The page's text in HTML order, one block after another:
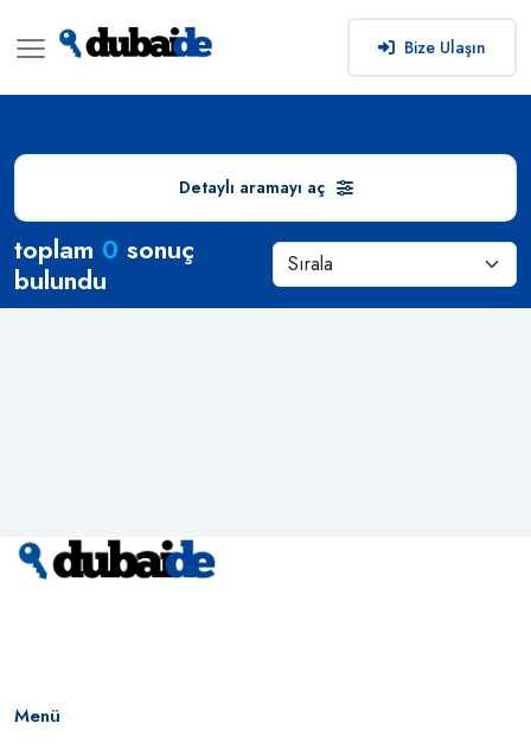
Bize Ulaşın
Arama SonuçlarıDetaylı aramayı aç
toplam 0 sonuç
bulundu
Menü